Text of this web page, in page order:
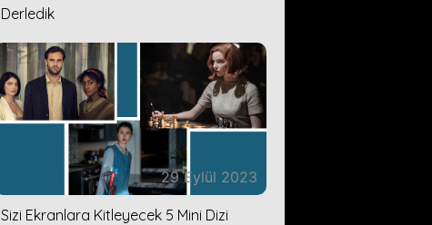
Derledik
29 Eylül 2023
Sizi Ekranlara Kitleyecek 5 Mini Dizi